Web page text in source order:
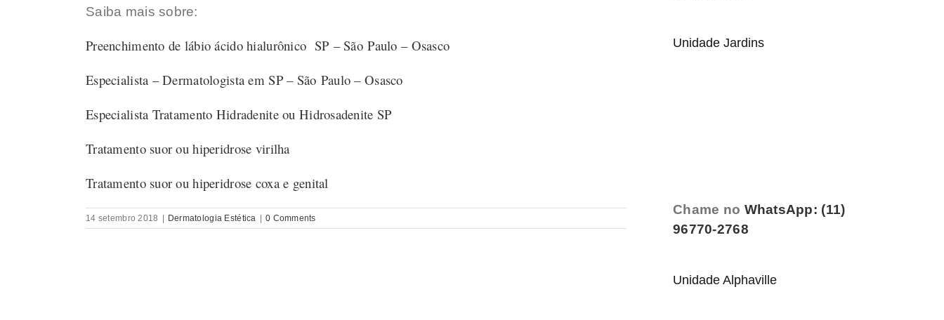
Saiba mais sobre:
Preenchimento de lábio ácido hialurônico SP – São Paulo – Osasco
Especialista – Dermatologista em SP – São Paulo – Osasco
Especialista Tratamento Hidradenite ou Hidrosadenite SP
Tratamento suor ou hiperidrose virilha
Tratamento suor ou hiperidrose coxa e genital
14 setembro 2018 | Dermatologia Estética | 0 Comments
Unidade Jardins
Chame no WhatsApp: (11)
96770-2768
Unidade Alphaville